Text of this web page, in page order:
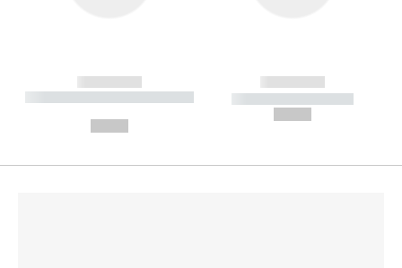
------------
----------- ----------- --------
------------
----------- -----------